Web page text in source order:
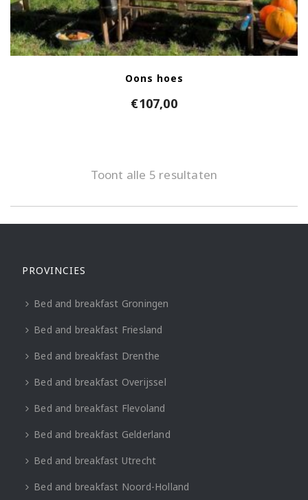
Oons hoes
€107,00
Toont alle 5 resultaten
PROVINCIES
Bed and breakfast Groningen
Bed and breakfast Friesland
Bed and breakfast Drenthe
Bed and breakfast Overijssel
Bed and breakfast Flevoland
Bed and breakfast Gelderland
Bed and breakfast Utrecht
Bed and breakfast Noord-Holland